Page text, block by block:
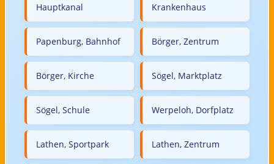
Hauptkanal
Krankenhaus
Papenburg, Bahnhof Börger, Zentrum
Börger, Kirche Sögel, Marktplatz
Sögel, Schule Werpeloh, Dorfplatz
Lathen, Sportpark Lathen, Zentrum